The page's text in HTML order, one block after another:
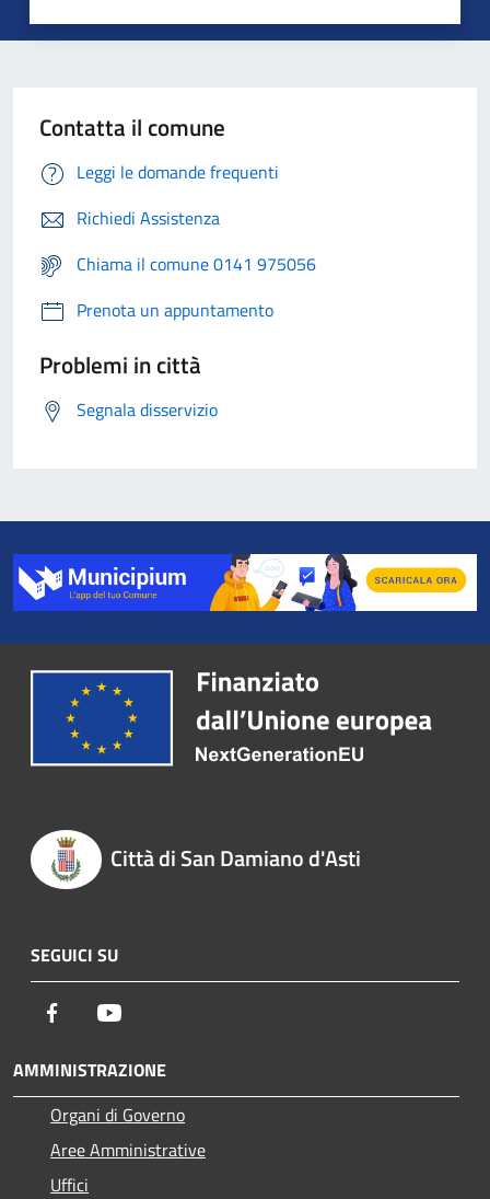
Contatta il comune
Leggi le domande frequenti
Richiedi Assistenza
Chiama il comune 0141 975056
Prenota un appuntamento
Problemi in città
Segnala disservizio
Città di San Damiano d'Asti
SEGUICI SU
Facebook
AMMINISTRAZIONE
Organi di Governo
Aree Amministrative
Uffici